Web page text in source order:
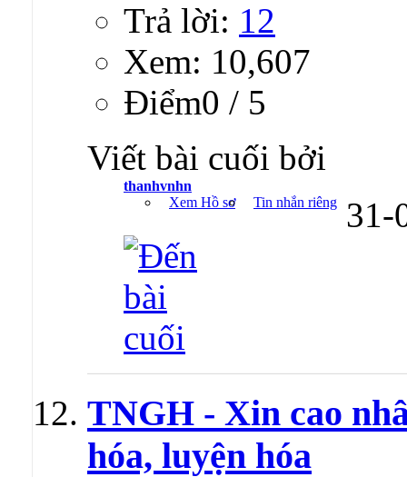
Trả lời: 12
Xem: 10,607
Ðiểm0 / 5
Viết bài cuối bởi
thanhvnhn
Xem Hồ sơ
Tin nhắn riêng 31-
TNGH - Xin cao
hóa, luyện hóa